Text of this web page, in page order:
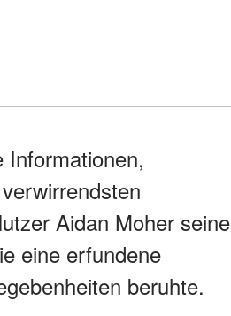
Informationen,
Aidan Moher seine
eine erfundene
beruhte.